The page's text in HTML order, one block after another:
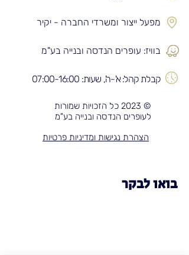
מפעל ייצור ומשרדי החברה - יקיר
בוויז: עופרים הנדסה ובנייה בע"מ
קבלת קהל: א'-ה', שעות: 07:00-16:00
© 2023 כל הזכויות שמורות
לעופרים הנדסה ובנייה בע"מ
הצהרת נגישות ומדיניות פרטיות
בואו לבקר